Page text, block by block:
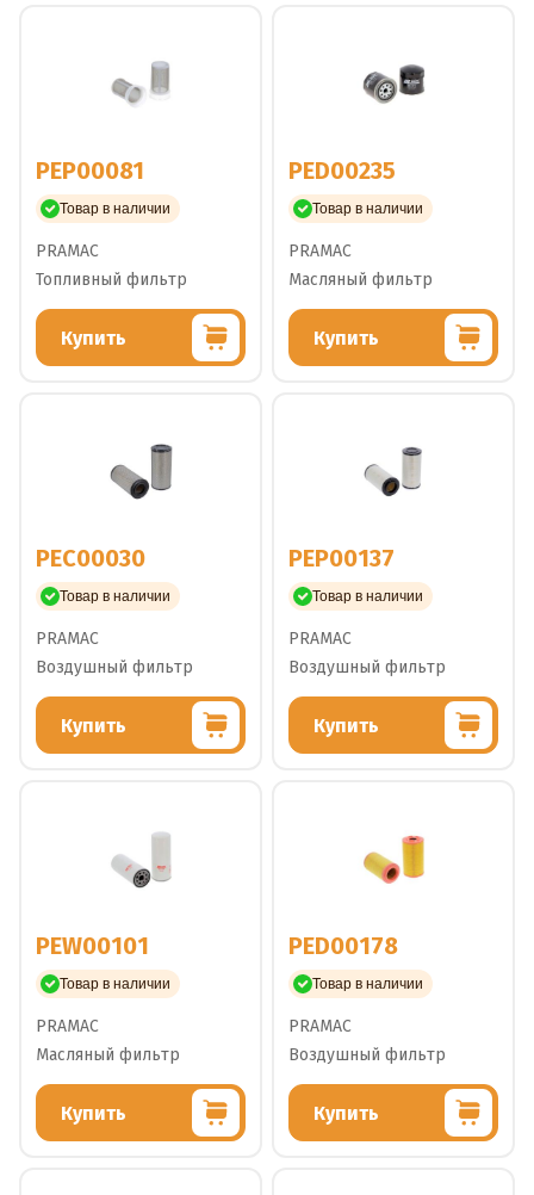
PEP00081
Товар в наличии
PRAMAC
Топливный фильтр
Купить
PED00235
Товар в наличии
PRAMAC
Масляный фильтр
Купить
PEC00030
Товар в наличии
PRAMAC
Воздушный фильтр
Купить
PEP00137
Товар в наличии
PRAMAC
Воздушный фильтр
Купить
PEW00101
Товар в наличии
PRAMAC
Масляный фильтр
Купить
PED00178
Товар в наличии
PRAMAC
Воздушный фильтр
Купить